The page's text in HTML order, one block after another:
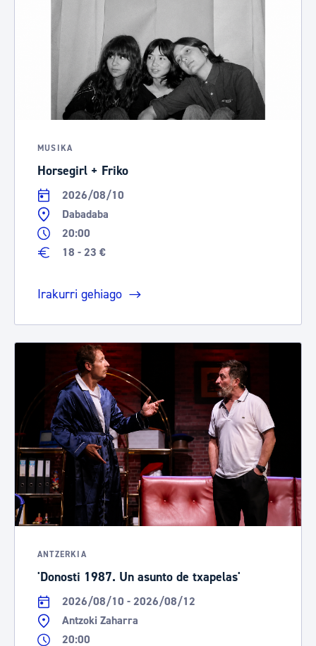
MUSIKA
Horsegirl + Friko
2026/08/10
Dabadaba
20:00
18 - 23 €
Irakurri gehiago
ANTZERKIA
'Donosti 1987. Un asunto de txapelas'
2026/08/10 - 2026/08/12
Antzoki Zaharra
20:00